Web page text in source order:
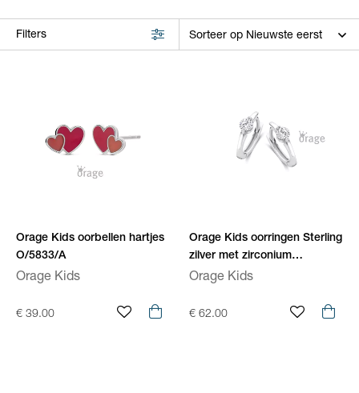
Filters
Orage Kids oorbellen hartjes
O/5833/A
Orage Kids
€ 39.00
Orage Kids oorringen Sterling
zilver met zirconium
O/4414/A
Orage Kids
€ 62.00